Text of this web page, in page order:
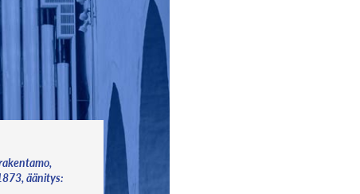
äänitys: